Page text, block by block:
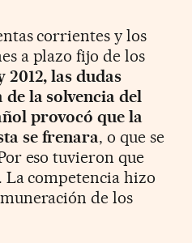
corrientes y los
a plazo fijo de los
2012, las dudas
de la solvencia del
provocó que la
se frenara, o que se
eso tuvieron que
competencia hizo
de los